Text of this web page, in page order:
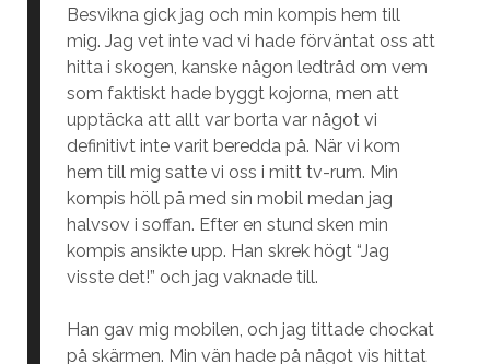
Besvikna gick jag och min kompis hem till
mig. Jag vet inte vad vi hade förväntat oss att
hitta i skogen, kanske någon ledtråd om vem
som faktiskt hade byggt kojorna, men att
upptäcka att allt var borta var något vi
definitivt inte varit beredda på. När vi kom
hem till mig satte vi oss i mitt tv-rum. Min
kompis höll på med sin mobil medan jag
halvsov i soffan. Efter en stund sken min
kompis ansikte upp. Han skrek högt “Jag
visste det!” och jag vaknade till.
Han gav mig mobilen, och jag tittade chockat
på skärmen. Min vän hade på något vis hittat